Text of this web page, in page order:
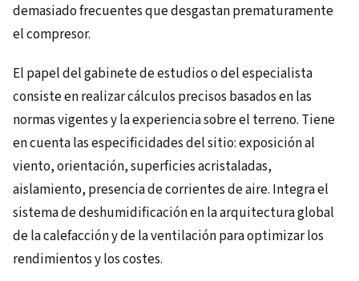
demasiado frecuentes que desgastan prematuramente
el compresor.
El papel del gabinete de estudios o del especialista
consiste en realizar cálculos precisos basados en las
normas vigentes y la experiencia sobre el terreno. Tiene
en cuenta las especificidades del sitio: exposición al
viento, orientación, superficies acristaladas,
aislamiento, presencia de corrientes de aire. Integra el
sistema de deshumidificación en la arquitectura global
de la calefacción y de la ventilación para optimizar los
rendimientos y los costes.